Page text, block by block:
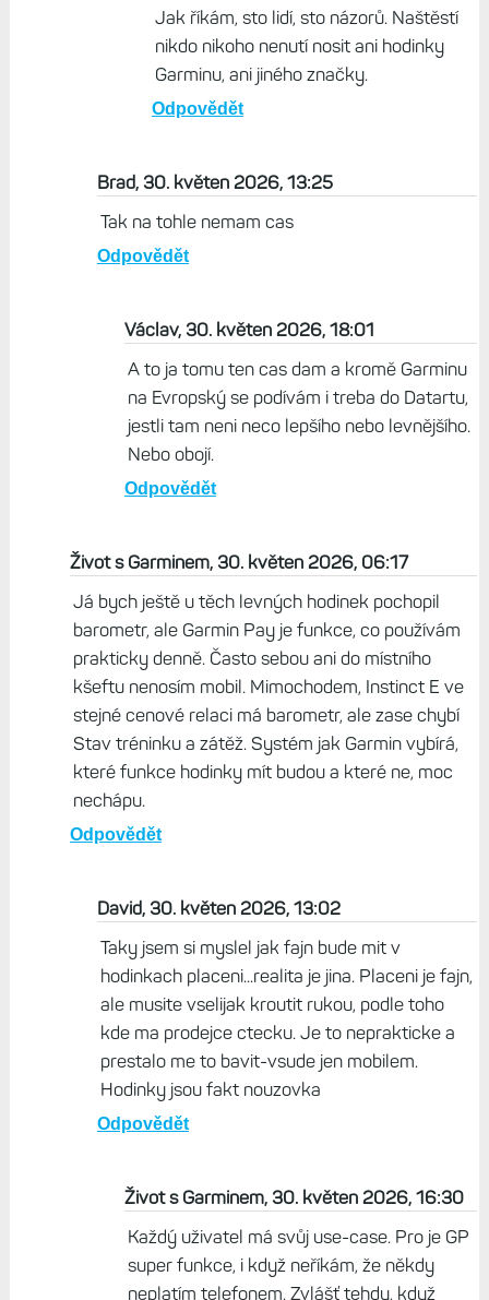
"musthave PR kravinek", který lidi nutí sbírat
"technice"... Skoda, ze kromě dopaminove
závislosti na číslech, to nema reálný přínos.
Život s Garminem, 30. květen 2026,
18:39
nikdo nikoho nenutí nosit ani hodinky
Garminu, ani jiného značky.
Odpovědět
Brad, 30. květen 2026, 13:25
Tak na tohle nemam cas
Václav, 30. květen 2026, 18:01
A to ja tomu ten cas dam a kromě Garminu
na Evropský se podívám i treba do Datartu,
jestli tam neni neco lepšího nebo levnějšího.
Nebo obojí.
Odpovědět
Život s Garminem, 30. květen 2026, 06:17
barometr, ale Garmin Pay je funkce, co používám
kšeftu nenosím mobil. Mimochodem, Instinct E ve
stejné cenové relaci má barometr, ale zase chybí
Stav tréninku a zátěž. Systém jak Garmin vybírá,
které funkce hodinky mít budou a které ne, moc
nechápu.
Odpovědět
David, 30. květen 2026, 13:02
hodinkach placeni...realita je jina. Placeni je fajn,
ale musite vselijak kroutit rukou, podle toho